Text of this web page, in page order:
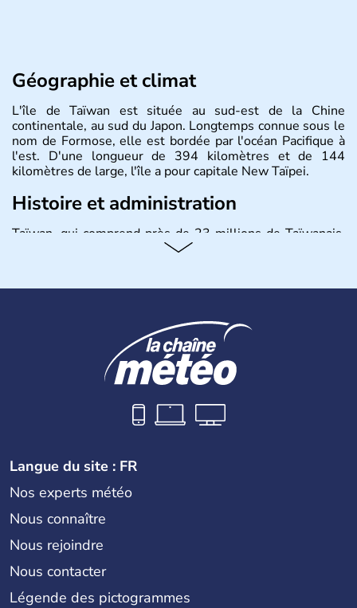
Géographie et climat
L'île de Taïwan est située au sud-est de la Chine
continentale, au sud du Japon. Longtemps connue sous le
nom de Formose, elle est bordée par l'océan Pacifique à
l'est. D'une longueur de 394 kilomètres et de 144
kilomètres de large, l'île a pour capitale New Taïpei.
Histoire et administration
Taïwan, qui comprend près de 23 millions de Taïwanais,
joue un rôle important dans l'économie mondiale en
dans d'autres pays d'Asie du Sud-Est. La monnaie
Langue du site : FR
Nos experts météo
Nous connaître
Nous rejoindre
Nous contacter
Légende des pictogrammes